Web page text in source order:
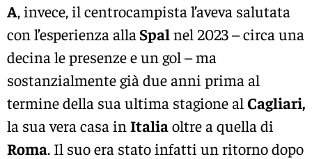
A, invece, il centrocampista l’aveva salutata
con l’esperienza alla Spalnel 2023 – circa una
decina le presenze e un gol – ma
sostanzialmente già due anni prima al
termine della sua ultima stagione al Cagliari,
la sua vera casa in Italiaoltre a quella di
Roma. Il suo era stato infatti un ritorno dopo